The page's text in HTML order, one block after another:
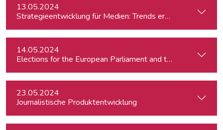
13.05.2024
Strategieentwicklung für Medien: Trends erkennen &
14.05.2024
23.05.2024
Journalistische Produktentwicklung